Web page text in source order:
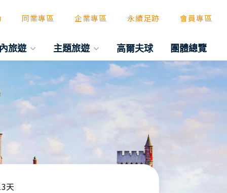
同業專區 企業專區 永續足跡 會員專區
旅遊 主題旅遊 高爾夫球 團體總覽
天